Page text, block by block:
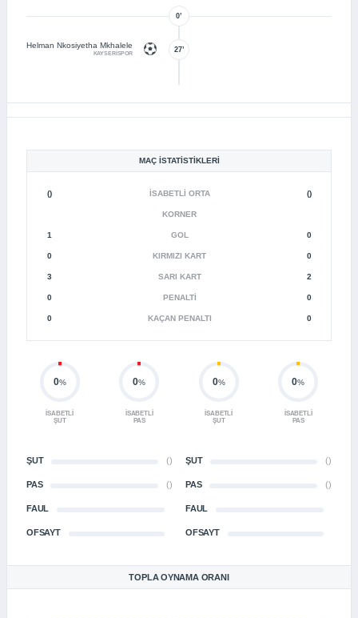
0’
Helman Nkosiyetha Mkhalele
KAYSERİSPOR 27’
MAÇ İSTATISTIKLERI
() İSABETLI ORTA ()
KORNER
1 GOL 0
0 KIRMIZI KART 0
3 SARI KART 2
0 PENALTI 0
0 KAÇAN PENALTI 0
0%
İSABETLI
ŞUT
0%
İSABETLI
PAS
ŞUT ()
PAS ()
FAUL
OFSAYT
0%
İSABETLI
ŞUT
0%
İSABETLI
PAS
ŞUT ()
PAS ()
FAUL
OFSAYT
TOPLA OYNAMA ORANI